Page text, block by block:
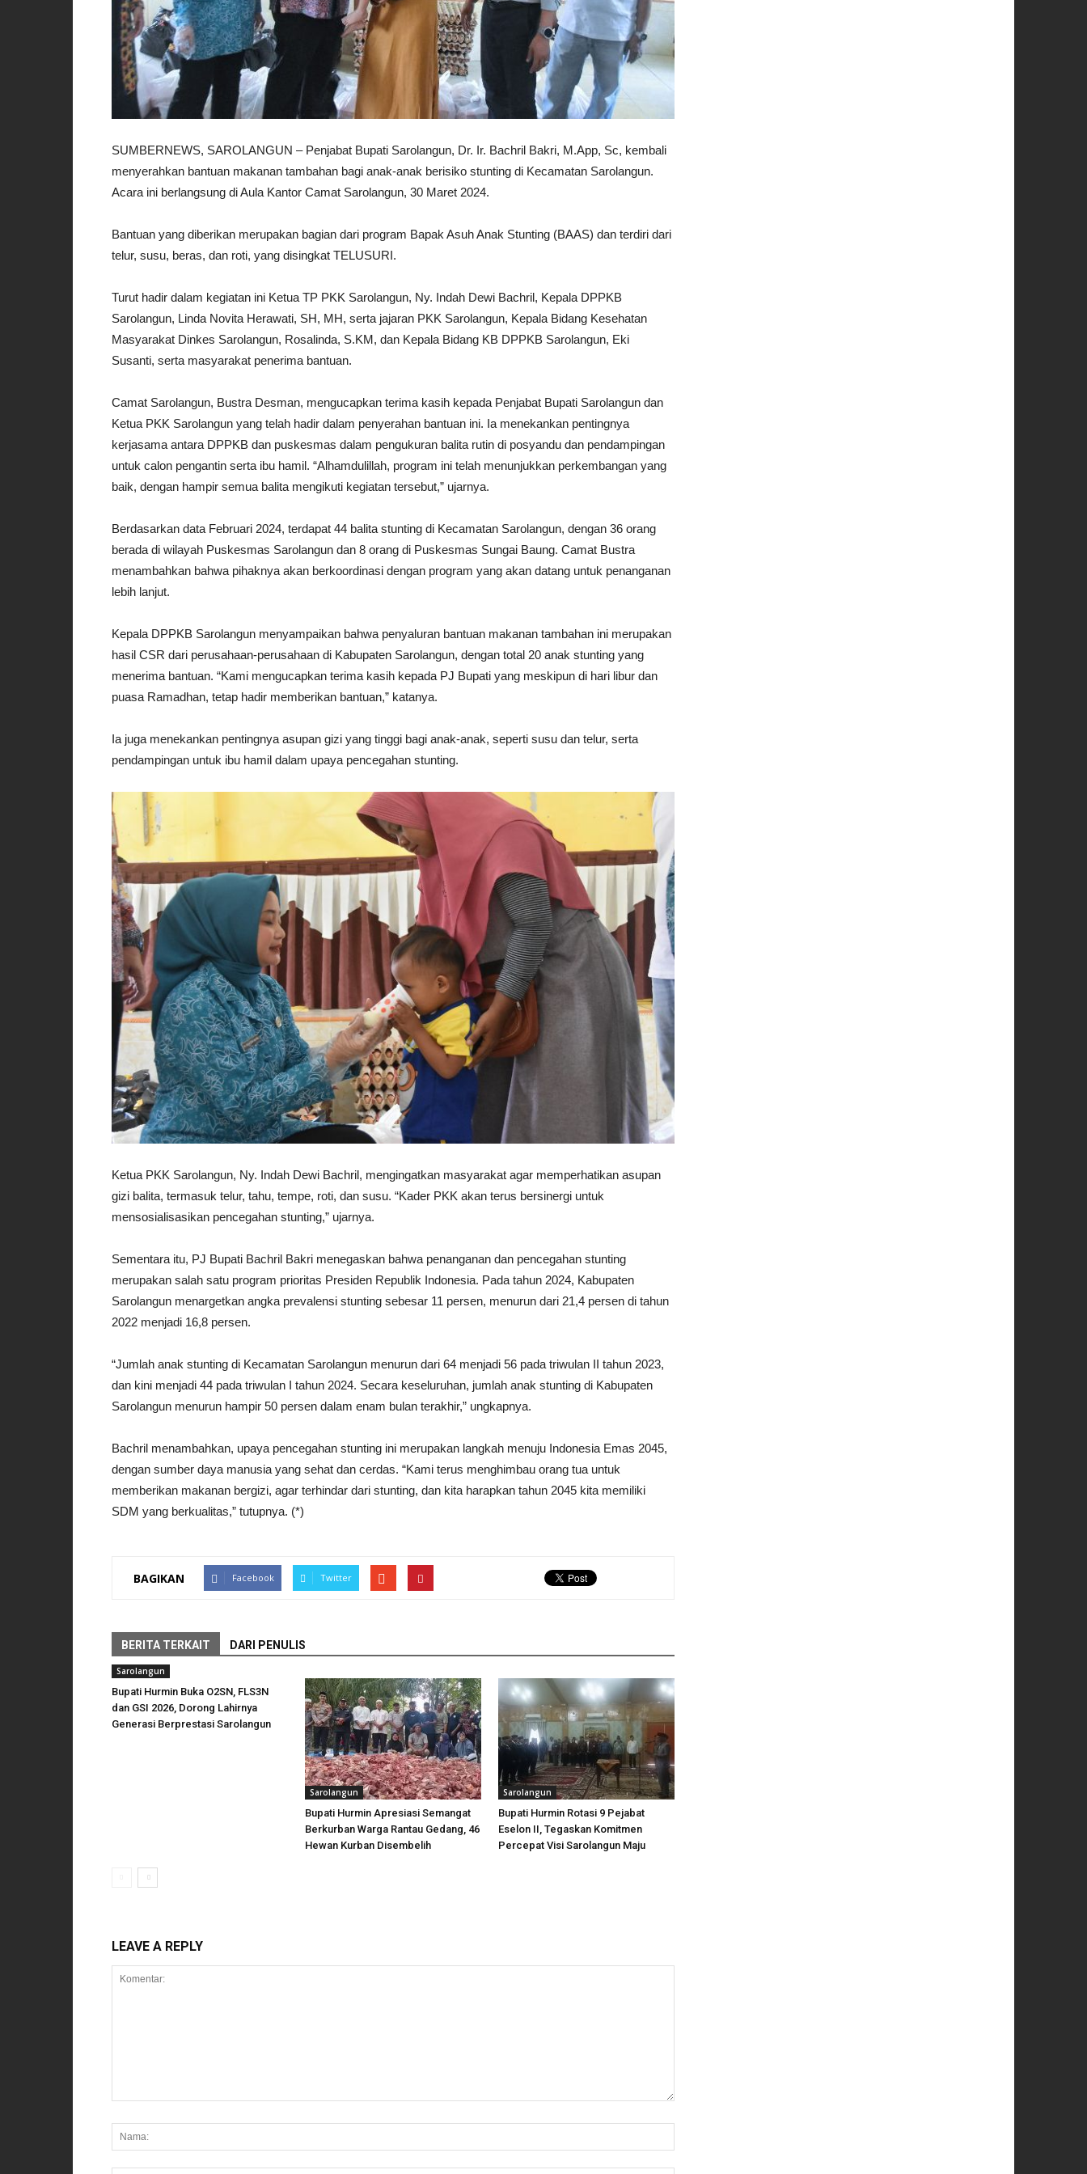
SUMBERNEWS, SAROLANGUN – Penjabat Bupati Sarolangun, Dr. Ir. Bachril Bakri, M.App, Sc, kembali
menyerahkan bantuan makanan tambahan bagi anak-anak berisiko stunting di Kecamatan Sarolangun.
Acara ini berlangsung di Aula Kantor Camat Sarolangun, 30 Maret 2024.
Bantuan yang diberikan merupakan bagian dari program Bapak Asuh Anak Stunting (BAAS) dan terdiri dari
telur, susu, beras, dan roti, yang disingkat TELUSURI.
Turut hadir dalam kegiatan ini Ketua TP PKK Sarolangun, Ny. Indah Dewi Bachril, Kepala DPPKB
Sarolangun, Linda Novita Herawati, SH, MH, serta jajaran PKK Sarolangun, Kepala Bidang Kesehatan
Masyarakat Dinkes Sarolangun, Rosalinda, S.KM, dan Kepala Bidang KB DPPKB Sarolangun, Eki
Susanti, serta masyarakat penerima bantuan.
Camat Sarolangun, Bustra Desman, mengucapkan terima kasih kepada Penjabat Bupati Sarolangun dan
Ketua PKK Sarolangun yang telah hadir dalam penyerahan bantuan ini. Ia menekankan pentingnya
kerjasama antara DPPKB dan puskesmas dalam pengukuran balita rutin di posyandu dan pendampingan
untuk calon pengantin serta ibu hamil. “Alhamdulillah, program ini telah menunjukkan perkembangan yang
baik, dengan hampir semua balita mengikuti kegiatan tersebut,” ujarnya.
Berdasarkan data Februari 2024, terdapat 44 balita stunting di Kecamatan Sarolangun, dengan 36 orang
berada di wilayah Puskesmas Sarolangun dan 8 orang di Puskesmas Sungai Baung. Camat Bustra
menambahkan bahwa pihaknya akan berkoordinasi dengan program yang akan datang untuk penanganan
lebih lanjut.
Kepala DPPKB Sarolangun menyampaikan bahwa penyaluran bantuan makanan tambahan ini merupakan
hasil CSR dari perusahaan-perusahaan di Kabupaten Sarolangun, dengan total 20 anak stunting yang
menerima bantuan. “Kami mengucapkan terima kasih kepada PJ Bupati yang meskipun di hari libur dan
puasa Ramadhan, tetap hadir memberikan bantuan,” katanya.
Ia juga menekankan pentingnya asupan gizi yang tinggi bagi anak-anak, seperti susu dan telur, serta
pendampingan untuk ibu hamil dalam upaya pencegahan stunting.
Ketua PKK Sarolangun, Ny. Indah Dewi Bachril, mengingatkan masyarakat agar memperhatikan asupan
gizi balita, termasuk telur, tahu, tempe, roti, dan susu. “Kader PKK akan terus bersinergi untuk
mensosialisasikan pencegahan stunting,” ujarnya.
Sementara itu, PJ Bupati Bachril Bakri menegaskan bahwa penanganan dan pencegahan stunting
merupakan salah satu program prioritas Presiden Republik Indonesia. Pada tahun 2024, Kabupaten
Sarolangun menargetkan angka prevalensi stunting sebesar 11 persen, menurun dari 21,4 persen di tahun
2022 menjadi 16,8 persen.
“Jumlah anak stunting di Kecamatan Sarolangun menurun dari 64 menjadi 56 pada triwulan II tahun 2023,
dan kini menjadi 44 pada triwulan I tahun 2024. Secara keseluruhan, jumlah anak stunting di Kabupaten
Sarolangun menurun hampir 50 persen dalam enam bulan terakhir,” ungkapnya.
Bachril menambahkan, upaya pencegahan stunting ini merupakan langkah menuju Indonesia Emas 2045,
dengan sumber daya manusia yang sehat dan cerdas. “Kami terus menghimbau orang tua untuk
memberikan makanan bergizi, agar terhindar dari stunting, dan kita harapkan tahun 2045 kita memiliki
SDM yang berkualitas,” tutupnya. (*)
BAGIKAN Facebook Twitter
BERITA TERKAIT DARI PENULIS
Sarolangun
Bupati Hurmin Buka O2SN, FLS3N
dan GSI 2026, Dorong Lahirnya
Generasi Berprestasi Sarolangun
Sarolangun
Bupati Hurmin Apresiasi Semangat
Berkurban Warga Rantau Gedang, 46
Hewan Kurban Disembelih
Sarolangun
Bupati Hurmin Rotasi 9 Pejabat
Eselon II, Tegaskan Komitmen
Percepat Visi Sarolangun Maju
LEAVE A REPLY